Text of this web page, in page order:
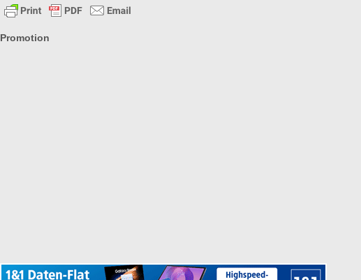
Promotion